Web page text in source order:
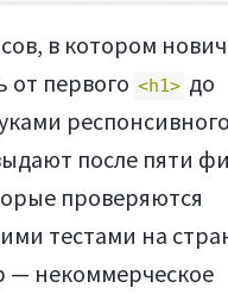
в котором
от первого <h1> до
после пяти
проверяются
тестами на
— некоммерческое